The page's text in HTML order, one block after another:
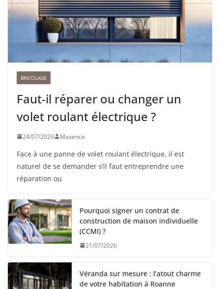
BRICOLAGE
Faut-il réparer ou changer un
volet roulant électrique ?
24/07/2026 Maxence
Face à une panne de volet roulant électrique, il est
naturel de se demander s’il faut entreprendre une
réparation ou
Pourquoi signer un contrat de
construction de maison individuelle
(CCMI) ?
21/07/2026
Véranda sur mesure : l’atout charme
de votre habitation à Roanne